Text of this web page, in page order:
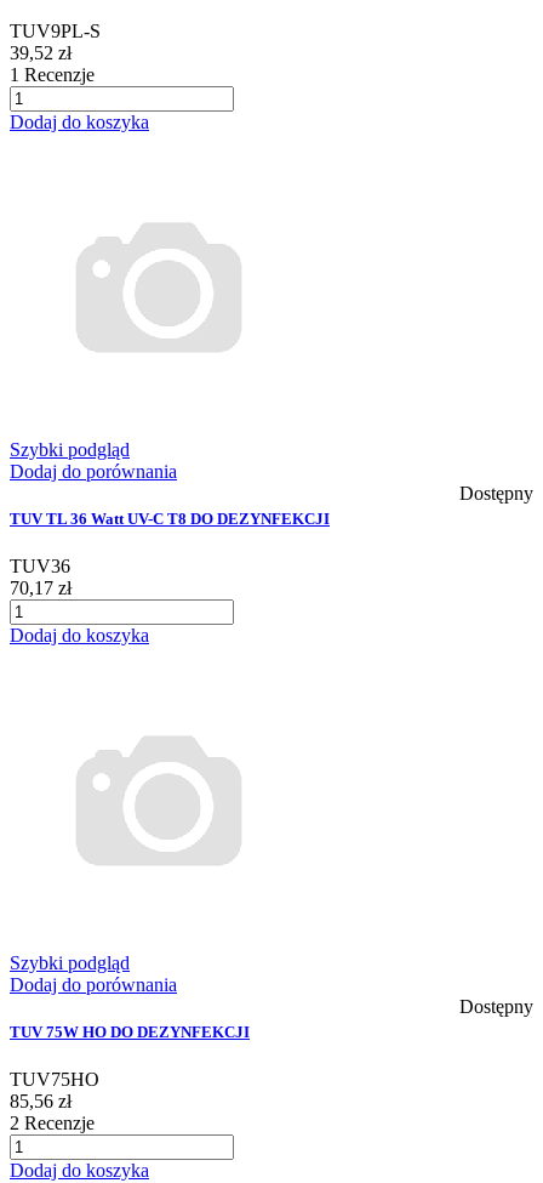
TUV9PL-S
39,52 zł
1 Recenzje
Dodaj do koszyka
Szybki podgląd
Dodaj do porównania
Dostępny
TUV TL 36 Watt UV-C T8 DO DEZYNFEKCJI
TUV36
70,17 zł
Dodaj do koszyka
Szybki podgląd
Dodaj do porównania
Dostępny
TUV 75W HO DO DEZYNFEKCJI
TUV75HO
85,56 zł
2 Recenzje
Dodaj do koszyka